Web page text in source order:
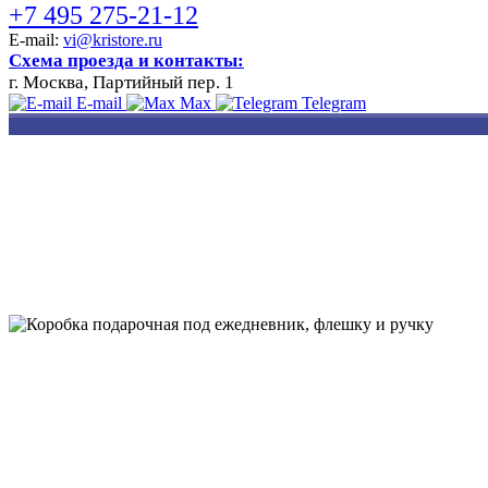
+7 495 275-21-12
E-mail: vi@kristore.ru
Схема проезда и контакты:
г. Москва, Партийный пер. 1
E-mail Max Telegram